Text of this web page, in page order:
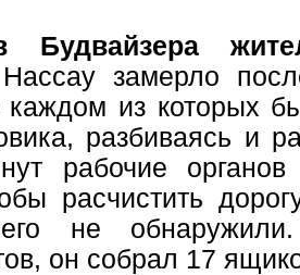
Будвайзера
замерло
каждом из которых
разбиваясь и
рабочие органов
расчистить
не
он собрал 17